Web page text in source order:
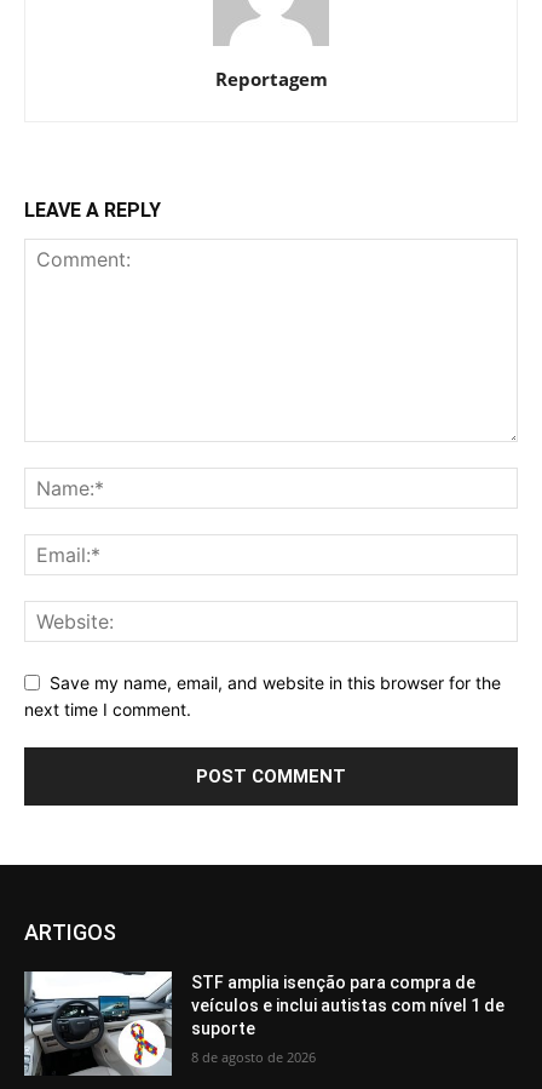
Reportagem
LEAVE A REPLY
Save my name, email, and website in this browser for the
next time I comment.
ARTIGOS
STF amplia isenção para compra de
veículos e inclui autistas com nível 1 de
suporte
8 de agosto de 2026